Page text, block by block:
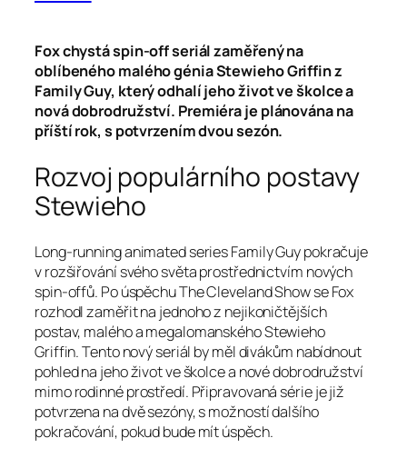
Fox chystá spin-off seriál zaměřený na
oblíbeného malého génia Stewieho Griffin z
Family Guy, který odhalí jeho život ve školce a
nová dobrodružství. Premiéra je plánována na
příští rok, s potvrzením dvou sezón.
Rozvoj populárního postavy
Stewieho
Long-running animated series Family Guy pokračuje
v rozšiřování svého světa prostřednictvím nových
spin-offů. Po úspěchu The Cleveland Show se Fox
rozhodl zaměřit na jednoho z nejikoničtějších
postav, malého a megalomanského Stewieho
Griffin. Tento nový seriál by měl divákům nabídnout
pohled na jeho život ve školce a nové dobrodružství
mimo rodinné prostředí. Připravovaná série je již
potvrzena na dvě sezóny, s možností dalšího
pokračování, pokud bude mít úspěch.